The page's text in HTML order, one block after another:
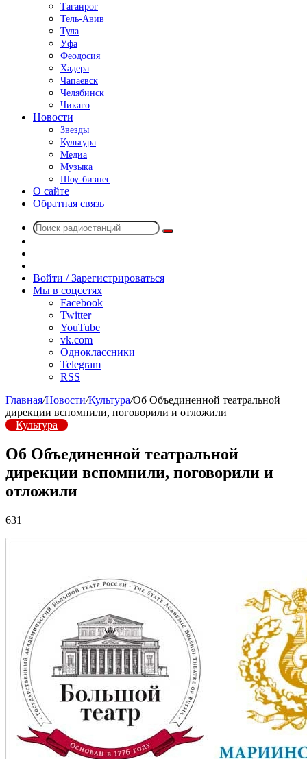
Таганрог
Тель-Авив
Тула
Уфа
Феодосия
Хадера
Чапаевск
Челябинск
Чикаго
Новости
Звезды
Культура
Медиа
Музыка
Шоу-бизнес
О сайте
Обратная связь
Поиск
радио
Войти / Зарегистрироваться
Мы в соцсетях
Facebook
Twitter
YouTube
vk.com
Одноклассники
Telegram
RSS
Главная/Новости/Культура/Об Объединенной театральной
дирекции вспомнили, поговорили и отложили
Культура
Об Объединенной театральной
дирекции вспомнили, поговорили и
отложили
631